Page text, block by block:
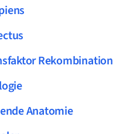
Rekombination
Anatomie